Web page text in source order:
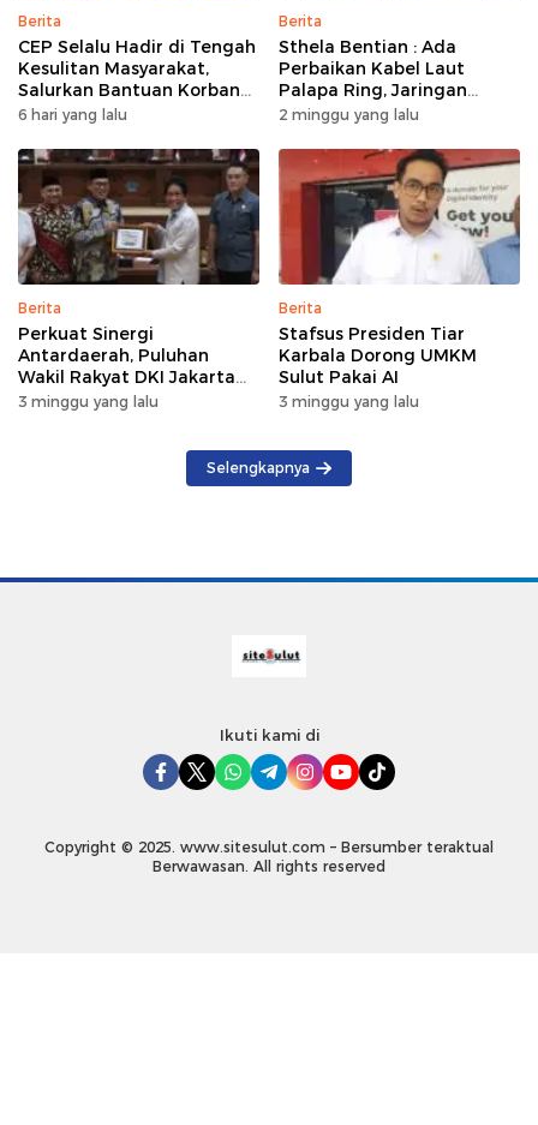
Berita
CEP Selalu Hadir di Tengah
Kesulitan Masyarakat,
Salurkan Bantuan Korban
Kebakaran di Wanea
6 hari yang lalu
Berita
Sthela Bentian : Ada
Perbaikan Kabel Laut
Palapa Ring, Jaringan
Internet di Talaud,
Terganggu Sementara
2 minggu yang lalu
Berita
Perkuat Sinergi
Antardaerah, Puluhan
Wakil Rakyat DKI Jakarta
Gelar Kunker di DPRD Sulut
3 minggu yang lalu
Berita
Stafsus Presiden Tiar
Karbala Dorong UMKM
Sulut Pakai AI
3 minggu yang lalu
Selengkapnya
Ikuti kami di
Copyright © 2025. www.sitesulut.com – Bersumber teraktual
Berwawasan. All rights reserved